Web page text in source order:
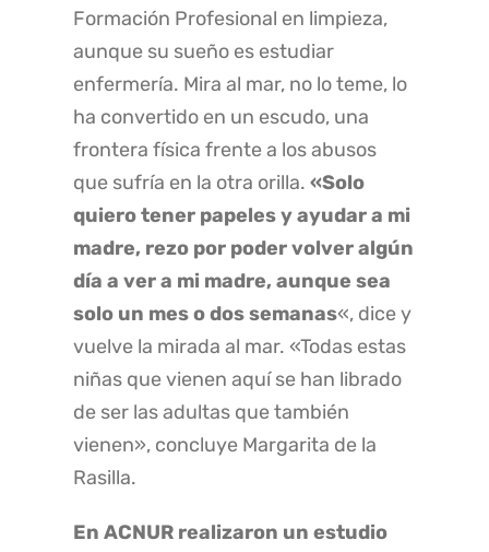
Formación Profesional en limpieza,
aunque su sueño es estudiar
enfermería. Mira al mar, no lo teme, lo
ha convertido en un escudo, una
frontera física frente a los abusos
que sufría en la otra orilla.«Solo
quiero tener papeles y ayudar a mi
madre, rezo por poder volver algún
día a ver a mi madre, aunque sea
solo un mes o dos semanas«, dice y
vuelve la mirada al mar. «Todas estas
niñas que vienen aquí se han librado
de ser las adultas que también
vienen», concluye Margarita de la
Rasilla.
En ACNUR realizaron un estudio